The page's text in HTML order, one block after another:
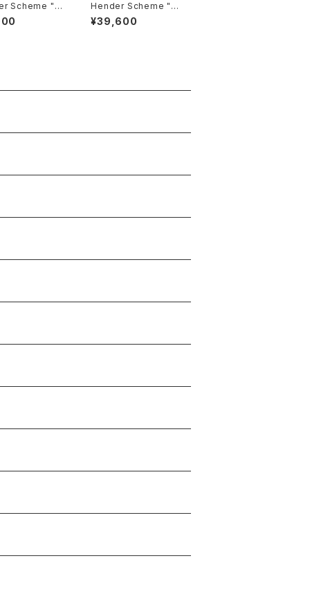
Scheme "ka
Hender Scheme "ha
mmock"
¥39,600